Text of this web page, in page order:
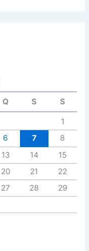
Q S S
1
6 7
8
13 14
15
20 21
22
27 28
29